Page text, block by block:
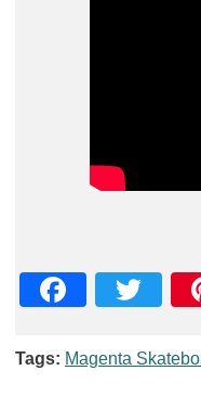
Tags: Magenta